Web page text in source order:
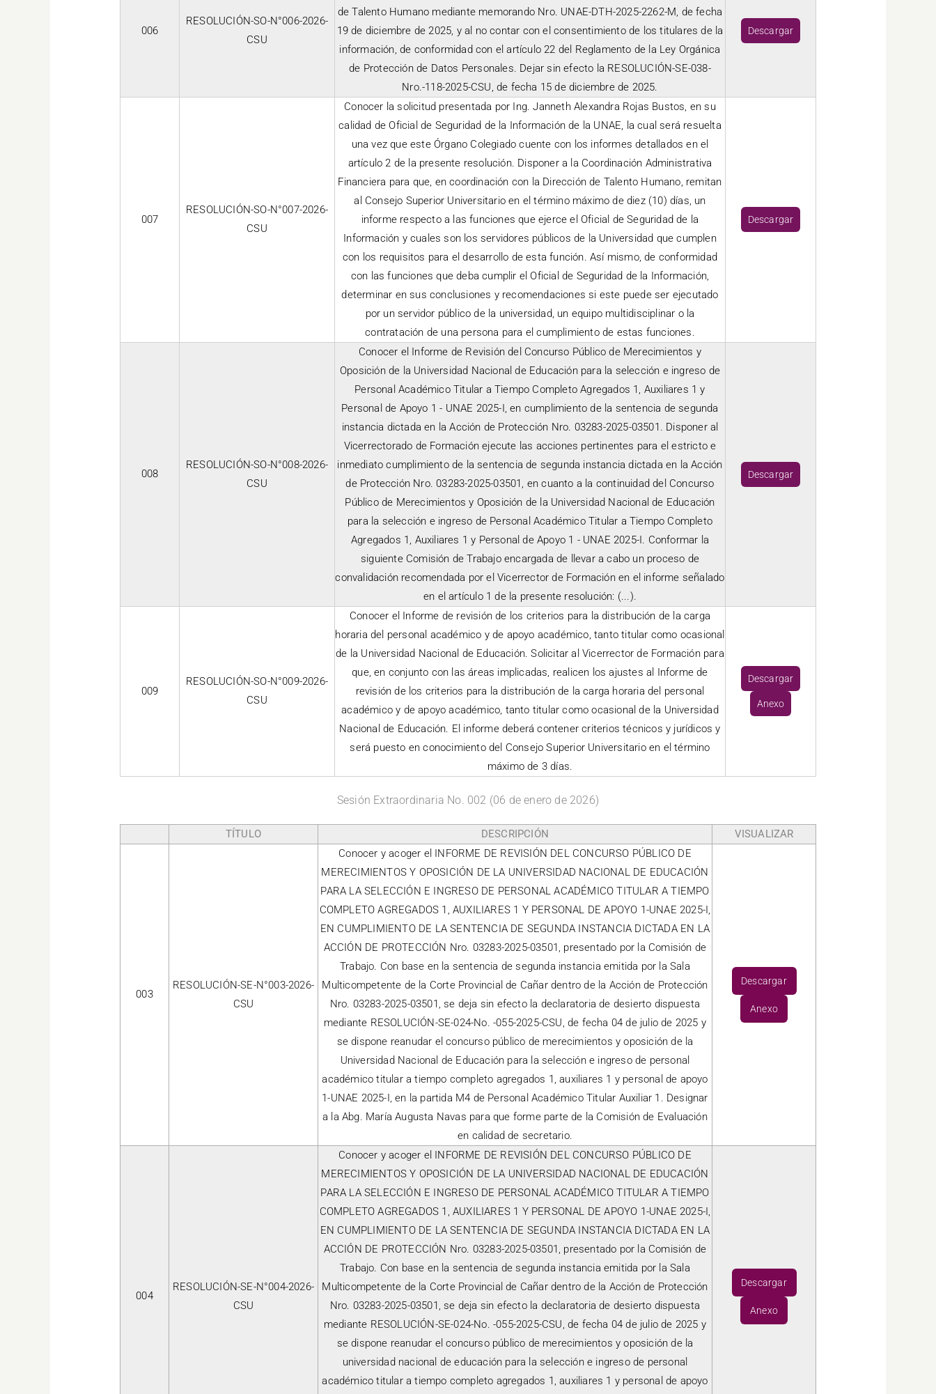
006
RESOLUCIÓN-SO-N°006-2026-
CSU
de Talento Humano mediante memorando Nro. UNAE-DTH-2025-2262-M, de fecha
19 de diciembre de 2025, y al no contar con el consentimiento de los titulares de la
información, de conformidad con el artículo 22 del Reglamento de la Ley Orgánica
de Protección de Datos Personales. Dejar sin efecto la RESOLUCIÓN-SE-038-
Nro.-118-2025-CSU, de fecha 15 de diciembre de 2025.
Descargar
007
RESOLUCIÓN-SO-N°007-2026-
CSU
Conocer la solicitud presentada por Ing. Janneth Alexandra Rojas Bustos, en su
calidad de Oficial de Seguridad de la Información de la UNAE, la cual será resuelta
una vez que este Órgano Colegiado cuente con los informes detallados en el
artículo 2 de la presente resolución. Disponer a la Coordinación Administrativa
Financiera para que, en coordinación con la Dirección de Talento Humano, remitan
al Consejo Superior Universitario en el término máximo de diez (10) días, un
informe respecto a las funciones que ejerce el Oficial de Seguridad de la
Información y cuales son los servidores públicos de la Universidad que cumplen
con los requisitos para el desarrollo de esta función. Así mismo, de conformidad
con las funciones que deba cumplir el Oficial de Seguridad de la Información,
determinar en sus conclusiones y recomendaciones si este puede ser ejecutado
por un servidor público de la universidad, un equipo multidisciplinar o la
contratación de una persona para el cumplimiento de estas funciones.
Descargar
008
RESOLUCIÓN-SO-N°008-2026-
CSU
Conocer el Informe de Revisión del Concurso Público de Merecimientos y
Oposición de la Universidad Nacional de Educación para la selección e ingreso de
Personal Académico Titular a Tiempo Completo Agregados 1, Auxiliares 1 y
Personal de Apoyo 1 - UNAE 2025-I, en cumplimiento de la sentencia de segunda
instancia dictada en la Acción de Protección Nro. 03283-2025-03501. Disponer al
Vicerrectorado de Formación ejecute las acciones pertinentes para el estricto e
inmediato cumplimiento de la sentencia de segunda instancia dictada en la Acción
de Protección Nro. 03283-2025-03501, en cuanto a la continuidad del Concurso
Público de Merecimientos y Oposición de la Universidad Nacional de Educación
para la selección e ingreso de Personal Académico Titular a Tiempo Completo
Agregados 1, Auxiliares 1 y Personal de Apoyo 1 - UNAE 2025-I. Conformar la
siguiente Comisión de Trabajo encargada de llevar a cabo un proceso de
convalidación recomendada por el Vicerrector de Formación en el informe señalado
en el artículo 1 de la presente resolución: (...).
Descargar
009
RESOLUCIÓN-SO-N°009-2026-
CSU
Conocer el Informe de revisión de los criterios para la distribución de la carga
horaria del personal académico y de apoyo académico, tanto titular como ocasional
de la Universidad Nacional de Educación. Solicitar al Vicerrector de Formación para
que, en conjunto con las áreas implicadas, realicen los ajustes al Informe de
revisión de los criterios para la distribución de la carga horaria del personal
académico y de apoyo académico, tanto titular como ocasional de la Universidad
Nacional de Educación. El informe deberá contener criterios técnicos y jurídicos y
será puesto en conocimiento del Consejo Superior Universitario en el término
máximo de 3 días.
Descargar
Anexo
Sesión Extraordinaria No. 002 (06 de enero de 2026)
TÍTULO DESCRIPCIÓN VISUALIZAR
003
RESOLUCIÓN-SE-N°003-2026-
CSU
Conocer y acoger el INFORME DE REVISIÓN DEL CONCURSO PÚBLICO DE
MERECIMIENTOS Y OPOSICIÓN DE LA UNIVERSIDAD NACIONAL DE EDUCACIÓN
PARA LA SELECCIÓN E INGRESO DE PERSONAL ACADÉMICO TITULAR A TIEMPO
COMPLETO AGREGADOS 1, AUXILIARES 1 Y PERSONAL DE APOYO 1-UNAE 2025-I,
EN CUMPLIMIENTO DE LA SENTENCIA DE SEGUNDA INSTANCIA DICTADA EN LA
ACCIÓN DE PROTECCIÓN Nro. 03283-2025-03501, presentado por la Comisión de
Trabajo. Con base en la sentencia de segunda instancia emitida por la Sala
Multicompetente de la Corte Provincial de Cañar dentro de la Acción de Protección
Nro. 03283-2025-03501, se deja sin efecto la declaratoria de desierto dispuesta
mediante RESOLUCIÓN-SE-024-No. -055-2025-CSU, de fecha 04 de julio de 2025 y
se dispone reanudar el concurso público de merecimientos y oposición de la
Universidad Nacional de Educación para la selección e ingreso de personal
académico titular a tiempo completo agregados 1, auxiliares 1 y personal de apoyo
1-UNAE 2025-I, en la partida M4 de Personal Académico Titular Auxiliar 1. Designar
a la Abg. María Augusta Navas para que forme parte de la Comisión de Evaluación
en calidad de secretario.
Descargar
Anexo
004
RESOLUCIÓN-SE-N°004-2026-
CSU
Conocer y acoger el INFORME DE REVISIÓN DEL CONCURSO PÚBLICO DE
MERECIMIENTOS Y OPOSICIÓN DE LA UNIVERSIDAD NACIONAL DE EDUCACIÓN
PARA LA SELECCIÓN E INGRESO DE PERSONAL ACADÉMICO TITULAR A TIEMPO
COMPLETO AGREGADOS 1, AUXILIARES 1 Y PERSONAL DE APOYO 1-UNAE 2025-I,
EN CUMPLIMIENTO DE LA SENTENCIA DE SEGUNDA INSTANCIA DICTADA EN LA
ACCIÓN DE PROTECCIÓN Nro. 03283-2025-03501, presentado por la Comisión de
Trabajo. Con base en la sentencia de segunda instancia emitida por la Sala
Multicompetente de la Corte Provincial de Cañar dentro de la Acción de Protección
Nro. 03283-2025-03501, se deja sin efecto la declaratoria de desierto dispuesta
mediante RESOLUCIÓN-SE-024-No. -055-2025-CSU, de fecha 04 de julio de 2025 y
se dispone reanudar el concurso público de merecimientos y oposición de la
universidad nacional de educación para la selección e ingreso de personal
académico titular a tiempo completo agregados 1, auxiliares 1 y personal de apoyo
Descargar
Anexo